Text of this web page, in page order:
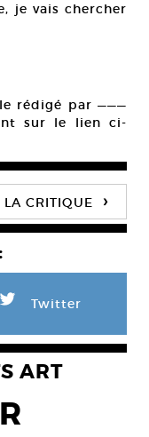
je vais chercher
rédigé par ———
sur le lien ci-
LA CRITIQUE ›
L Twitter
ART